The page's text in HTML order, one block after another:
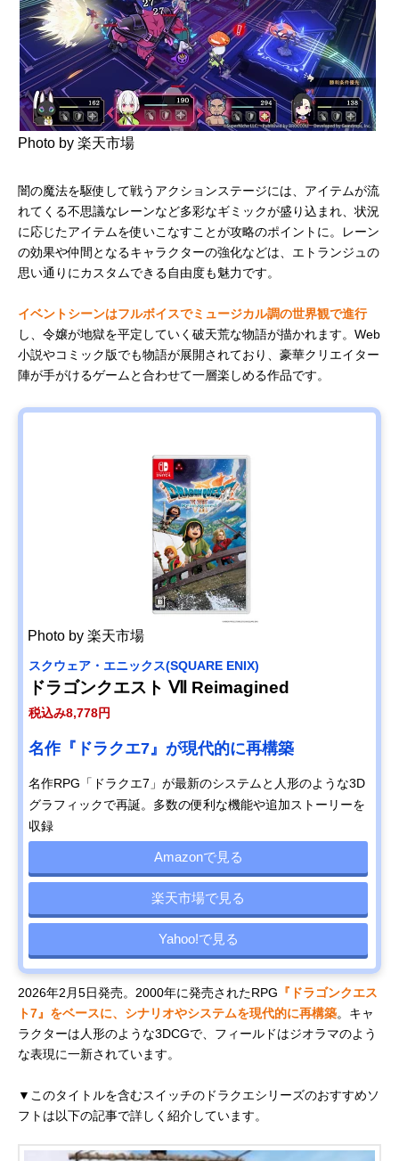
Photo by 楽天市場
闇の魔法を駆使して戦うアクションステージには、アイテムが流
れてくる不思議なレーンなど多彩なギミックが盛り込まれ、状況
に応じたアイテムを使いこなすことが攻略のポイントに。レーン
の効果や仲間となるキャラクターの強化などは、エトランジュの
思い通りにカスタムできる自由度も魅力です。
イベントシーンはフルボイスでミュージカル調の世界観で進行
し、令嬢が地獄を平定していく破天荒な物語が描かれます。Web
小説やコミック版でも物語が展開されており、豪華クリエイター
陣が手がけるゲームと合わせて一層楽しめる作品です。
Photo by 楽天市場
スクウェア・エニックス(SQUARE ENIX)
ドラゴンクエスト Ⅶ Reimagined
税込み8,778円
名作『ドラクエ7』が現代的に再構築
名作RPG「ドラクエ7」が最新のシステムと人形のような3D
グラフィックで再誕。多数の便利な機能や追加ストーリーを
収録
Amazonで見る
楽天市場で見る
Yahoo!で見る
2026年2月5日発売。2000年に発売されたRPG 『ドラゴンクエス
ト7』をベースに、シナリオやシステムを現代的に再構築。キャ
ラクターは人形のような3DCGで、フィールドはジオラマのよう
な表現に一新されています。
▼このタイトルを含むスイッチのドラクエシリーズのおすすめソ
フトは以下の記事で詳しく紹介しています。